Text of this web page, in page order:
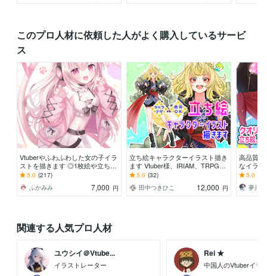
このプロ人材に依頼した人がよく購入しているサービ
ス
Vtuberやふわふわした女の子イラ
ストを描きます ◎1枚絵や立ち
絵、パーツ分けはお任せくださ
い！
5.0 (217)
ふかみみ
7,000 円
立ち絵キャラクターイラスト描き
ます Vtuber様、IRIAM、TRPGな
どで使える立ち絵！
5.0 (32)
田中つきひこ
12,000 円
高品質
なイラ
も可能
ジュ、
5.0
夢川
関連する人気プロ人材
ユウシイ＠Vtube...
イラストレーター
Rei ★
中国人のVtuberイラ